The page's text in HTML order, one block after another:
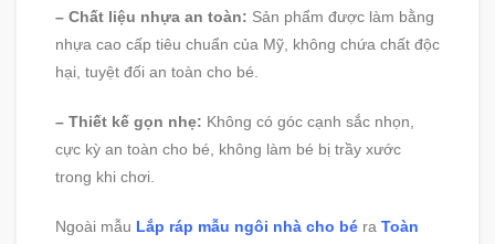
– Chất liệu nhựa an toàn: Sản phẩm được làm bằng
nhựa cao cấp tiêu chuẩn của Mỹ, không chứa chất độc
hại, tuyệt đối an toàn cho bé.
– Thiết kế gọn nhẹ: Không có góc cạnh sắc nhọn,
cực kỳ an toàn cho bé, không làm bé bị trầy xước
trong khi chơi.
Ngoài mẫu Lắp ráp mẫu ngôi nhà cho bé ra Toàn